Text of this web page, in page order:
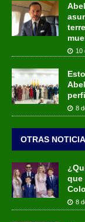
10
8
OTRAS
que
8